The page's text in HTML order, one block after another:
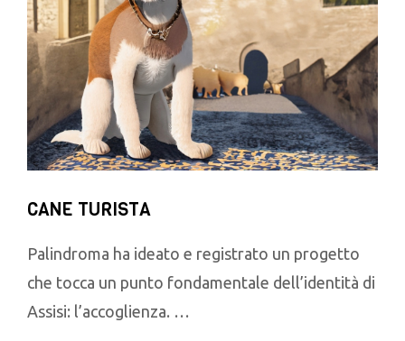
CANE TURISTA
Palindroma ha ideato e registrato un progetto
che tocca un punto fondamentale dell’identità di
Assisi: l’accoglienza. …